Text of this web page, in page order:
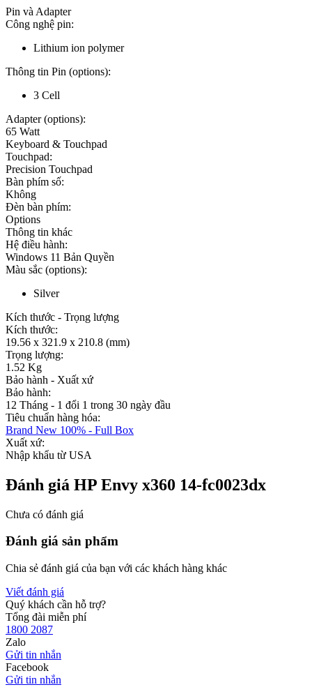
Pin và Adapter
Công nghệ pin:
Lithium ion polymer
Thông tin Pin (options):
3 Cell
Adapter (options):
65 Watt
Keyboard & Touchpad
Touchpad:
Precision Touchpad
Bàn phím số:
Không
Đèn bàn phím:
Options
Thông tin khác
Hệ điều hành:
Windows 11 Bản Quyền
Màu sắc (options):
Silver
Kích thước - Trọng lượng
Kích thước:
19.56 x 321.9 x 210.8 (mm)
Trọng lượng:
1.52 Kg
Bảo hành - Xuất xứ
Bảo hành:
12 Tháng - 1 đổi 1 trong 30 ngày đầu
Tiêu chuẩn hàng hóa:
Brand New 100% - Full Box
Xuất xứ:
Nhập khẩu từ USA
Đánh giá HP Envy x360 14-fc0023dx
Chưa có đánh giá
Đánh giá sản phẩm
Chia sẻ đánh giá của bạn với các khách hàng khác
Viết đánh giá
Quý khách cần hỗ trợ?
Tổng đài miễn phí
1800 2087
Zalo
Gửi tin nhắn
Facebook
Gửi tin nhắn